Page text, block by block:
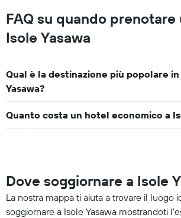
FAQ su quando prenotare
Isole Yasawa
Qual è la destinazione più popolare
Yasawa?
Quanto costa un hotel economico a
Dove soggiornare a Isole
La nostra mappa ti aiuta a trovare il luogo
soggiornare a Isole Yasawa mostrandoti